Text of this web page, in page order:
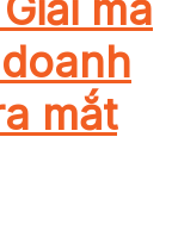
mắt